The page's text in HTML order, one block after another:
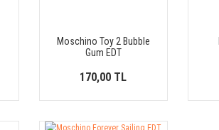
Moschino Toy 2 Bubble
Gum EDT
170,00 TL